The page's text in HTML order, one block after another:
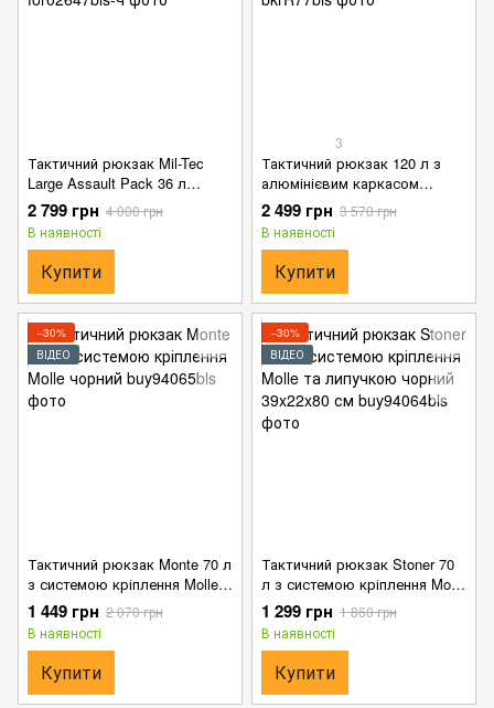
Тактичний рюкзак Mil-Tec
Large Assault Pack 36 л
чорний 51х29х28 см
2 799 грн 4 000 грн
В наявності
Купити
3
Тактичний рюкзак 120 л з
алюмінієвим каркасом
чорний 88х38х28 см
2 499 грн 3 570 грн
В наявності
Купити
−30%
ВІДЕО
Тактичний рюкзак Monte 70 л
з системою кріплення Molle
чорний
1 449 грн 2 070 грн
В наявності
Купити
−30%
ВІДЕО
Тактичний рюкзак Stoner 70
л з системою кріплення Molle
та липучкою чорний
39x22x80 см
1 299 грн 1 860 грн
В наявності
Купити